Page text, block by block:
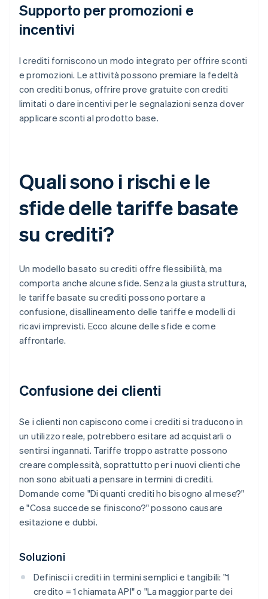
Supporto per promozioni e
incentivi
I crediti forniscono un modo integrato per offrire sconti
e promozioni. Le attività possono premiare la fedeltà
con crediti bonus, offrire prove gratuite con crediti
limitati o dare incentivi per le segnalazioni senza dover
applicare sconti al prodotto base.
Quali sono i rischi e le
sfide delle tariffe basate
su crediti?
Un modello basato su crediti offre flessibilità, ma
comporta anche alcune sfide. Senza la giusta struttura,
le tariffe basate su crediti possono portare a
confusione, disallineamento delle tariffe e modelli di
ricavi imprevisti. Ecco alcune delle sfide e come
affrontarle.
Confusione dei clienti
Se i clienti non capiscono come i crediti si traducono in
un utilizzo reale, potrebbero esitare ad acquistarli o
sentirsi ingannati. Tariffe troppo astratte possono
creare complessità, soprattutto per i nuovi clienti che
non sono abituati a pensare in termini di crediti.
Domande come "Di quanti crediti ho bisogno al mese?"
e "Cosa succede se finiscono?" possono causare
esitazione e dubbi.
Soluzioni
Definisci i crediti in termini semplici e tangibili: "1
credito = 1 chiamata API" o "La maggior parte dei